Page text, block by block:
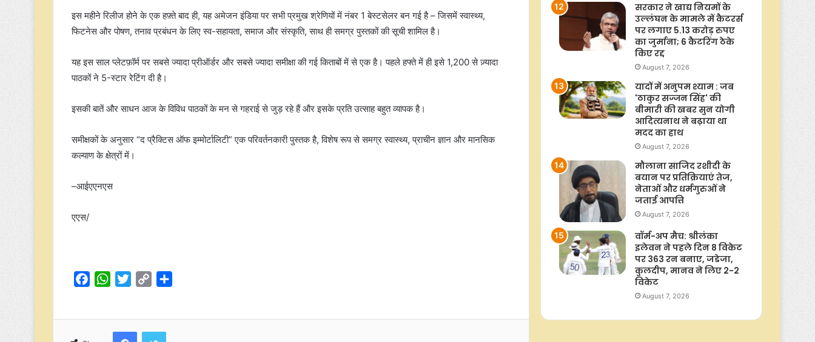
इस महीने रिलीज होने के एक हफ़्ते बाद ही, यह अमेजन इंडिया पर सभी प्रमुख श्रेणियों में नंबर 1 बेस्टसेलर बन गई है – जिसमें स्वास्थ्य,
फिटनेस और पोषण, तनाव प्रबंधन के लिए स्व-सहायता, समाज और संस्कृति, साथ ही समग्र पुस्तकों की सूची शामिल है।
यह इस साल प्लेटफ़ॉर्म पर सबसे ज्यादा प्रीऑर्डर और सबसे ज्यादा समीक्षा की गई किताबों में से एक है। पहले हफ्ते में ही इसे 1,200 से ज़्यादा
पाठकों ने 5-स्टार रेटिंग दी है।
इसकी बातें और साधन आज के विविध पाठकों के मन से गहराई से जुड़ रहे हैं और इसके प्रति उत्साह बहुत व्यापक है।
समीक्षकों के अनुसार “द प्रैक्टिस ऑफ इम्मोर्टालिटी” एक परिवर्तनकारी पुस्तक है, विशेष रूप से समग्र स्वास्थ्य, प्राचीन ज्ञान और मानसिक
कल्याण के क्षेत्रों में।
–आईएएनएस
एएस/
W
FacebookTwitter
बड़ा बदलाव, 2014 के बाद मामलों की
ब्रिक्स देशों के पास विनिर्माण क्षमता बढ़ाने
सरकार ने खाद्य नियमों के
उल्लंघन के मामले में कैटरर्स
पर लगाए 5.13 करोड़ रुपए
का जुर्माना; 6 कैटरिंग ठेके
किए रद्द
August 7, 2026
यादों में अनुपम श्याम : जब
'ठाकुर सज्जन सिंह' की
बीमारी की खबर सुन योगी
आदित्यनाथ ने बढ़ाया था
मदद का हाथ
August 7, 2026
मौलाना साजिद रशीदी के
बयान पर प्रतिक्रियाएं तेज,
नेताओं और धर्मगुरुओं ने
जताई आपत्ति
August 7, 2026
वॉर्म-अप मैच: श्रीलंका
इलेवन ने पहले दिन 8 विकेट
पर 363 रन बनाए, जडेजा,
कुलदीप, मानव ने लिए 2-2
विकेट
August 7, 2026